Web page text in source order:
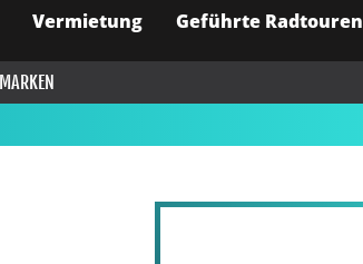
Vermietung Geführte Radtouren
MARKEN